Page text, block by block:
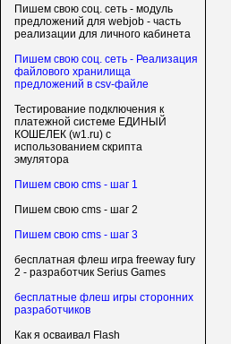
Пишем свою соц. сеть - модуль
предложений для webjob - часть
реализации для личного кабинета
Пишем свою соц. сеть - Реализация
файлового хранилища
предложений в csv-файле
Тестирование подключения к
платежной системе ЕДИНЫЙ
КОШЕЛЕК (w1.ru) с
использованием скрипта
эмулятора
Пишем свою cms - шаг 1
Пишем свою cms - шаг 2
Пишем свою cms - шаг 3
бесплатная флеш игра freeway fury
2 - разработчик Serius Games
бесплатные флеш игры сторонних
разработчиков
Как я осваивал Flash